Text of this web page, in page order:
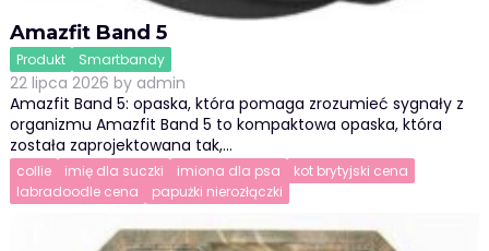
Amazfit Band 5
Produkt Smartbandy
22 lipca 2026 by admin
Amazfit Band 5: opaska, która pomaga zrozumieć sygnały z
organizmu Amazfit Band 5 to kompaktowa opaska, która
została zaprojektowana tak,…
collie imię dla suczki imiona dla psa
kot brytyjski cena
labradoodle cena
papużki nierozłączki